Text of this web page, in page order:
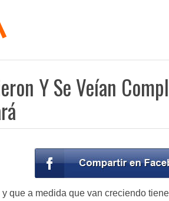
Y Se Veían
que a medida que van creciendo